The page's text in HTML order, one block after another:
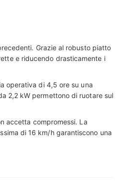
Grazie al robusto piatto
e riducendo drasticamente i
operativa di 4,5 ore su una
2,2 kW permettono di ruotare sul
accetta compromessi. La
di 16 km/h garantiscono una